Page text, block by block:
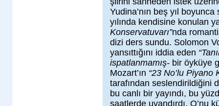
Yudina’nın beş yıl
yılında kendisine konulan
Konservatuvarı”nda
dizi ders sundu. Solomon
yansıttığını iddia eden
ispatlanmamış- bir öyküye
Mozart’ın “23 No’lu Piyano
tarafından seslendirildiğini
bu canlı bir yayındı, bu
saatlerde uyandırdı, O’nu